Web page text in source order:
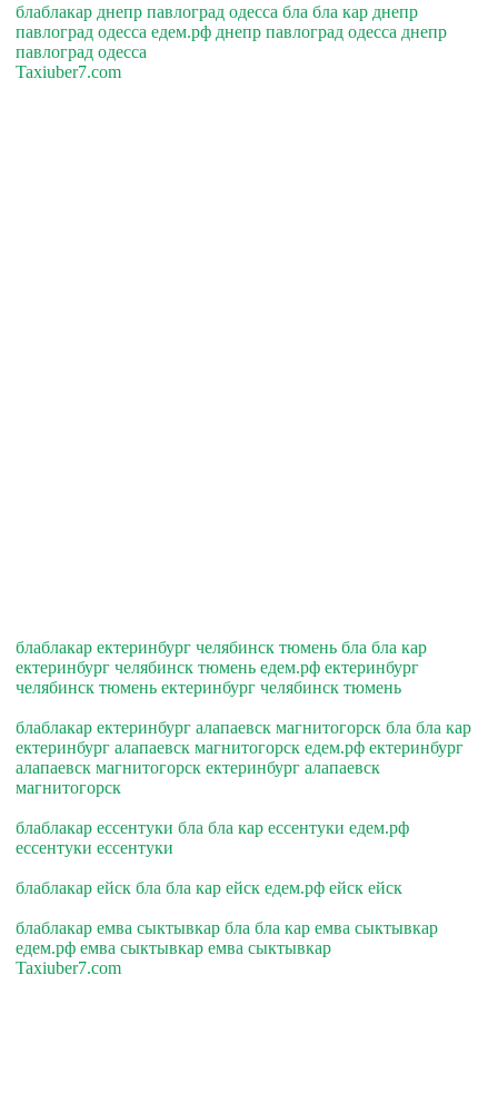
блаблакар днепр павлоград одесса бла бла кар днепр
павлоград одесса едем.рф днепр павлоград одесса днепр
павлоград одесса
Taxiuber7.com
блаблакар ектеринбург челябинск тюмень бла бла кар
ектеринбург челябинск тюмень едем.рф ектеринбург
челябинск тюмень ектеринбург челябинск тюмень
блаблакар ектеринбург алапаевск магнитогорск бла бла кар
ектеринбург алапаевск магнитогорск едем.рф ектеринбург
алапаевск магнитогорск ектеринбург алапаевск
магнитогорск
блаблакар ессентуки бла бла кар ессентуки едем.рф
ессентуки ессентуки
блаблакар ейск бла бла кар ейск едем.рф ейск ейск
блаблакар емва сыктывкар бла бла кар емва сыктывкар
едем.рф емва сыктывкар емва сыктывкар
Taxiuber7.com